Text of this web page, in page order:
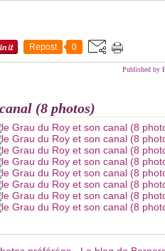
Repost 0
Published by
(8 photos)